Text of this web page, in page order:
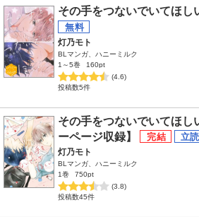
その手をつないでいてほし
灯乃モト
BLマンガ、ハニーミルク
1～5巻
160pt
(4.6)
投稿数5件
その手をつないでいてほし
ーページ収録】
灯乃モト
BLマンガ、ハニーミルク
1巻
750pt
(3.8)
投稿数45件